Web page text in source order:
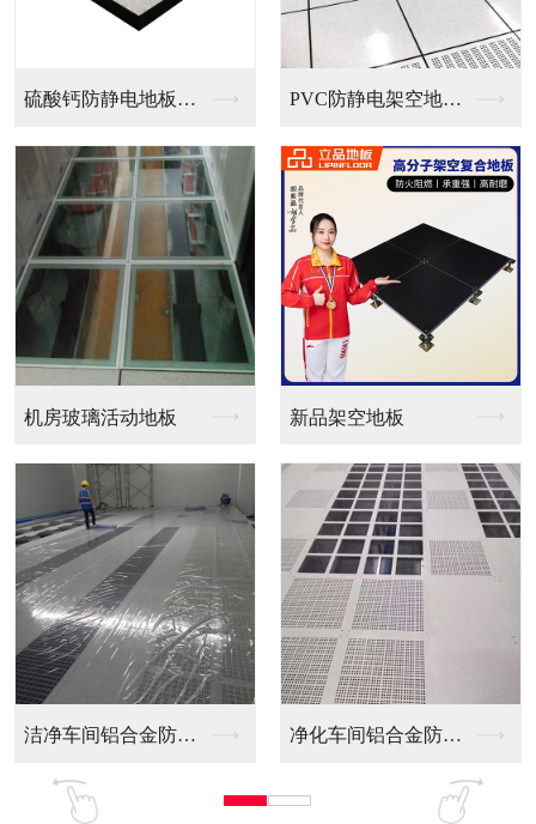
PVC防静电架空地板...
新品架空地板
净化车间铝合金防静电...
全钢无边防静电地板
全铝防静电地板